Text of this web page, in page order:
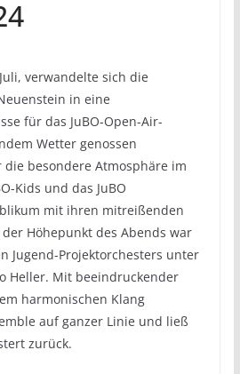
verwandelte sich die
in eine
für das JuBO-Open-Air-
Wetter genossen
die besondere Atmosphäre im
Kids und das JuBO
mit ihren mitreißenden
Höhepunkt des Abends war
Jugend-Projektorchesters unter
Heller. Mit beeindruckender
harmonischen Klang
auf ganzer Linie und ließ
zurück.